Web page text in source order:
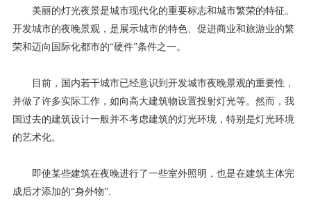
美丽的灯光夜景是城市现代化的重要标志和城市繁荣的特征。
开发城市的夜晚景观，是展示城市的特色、促进商业和旅游业的繁
荣和迈向国际化都市的“硬件”条件之一。
目前，国内若干城市已经意识到开发城市夜晚景观的重要性，
并做了许多实际工作，如向高大建筑物设置投射灯光等。然而，我
国过去的建筑设计一般并不考虑建筑的灯光环境，特别是灯光环境
的艺术化。
即使某些建筑在夜晚进行了一些室外照明，也是在建筑主体完
成后才添加的“身外物”.